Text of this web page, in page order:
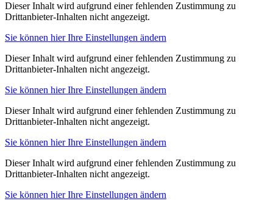
Dieser Inhalt wird aufgrund einer fehlenden Zustimmung zu
Drittanbieter-Inhalten nicht angezeigt.
Sie können hier Ihre Einstellungen ändern
Dieser Inhalt wird aufgrund einer fehlenden Zustimmung zu
Drittanbieter-Inhalten nicht angezeigt.
Sie können hier Ihre Einstellungen ändern
Dieser Inhalt wird aufgrund einer fehlenden Zustimmung zu
Drittanbieter-Inhalten nicht angezeigt.
Sie können hier Ihre Einstellungen ändern
Dieser Inhalt wird aufgrund einer fehlenden Zustimmung zu
Drittanbieter-Inhalten nicht angezeigt.
Sie können hier Ihre Einstellungen ändern